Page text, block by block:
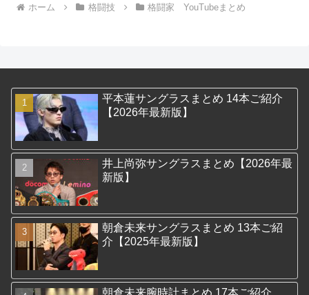
ホーム 格闘技 格闘家 YouTubeまとめ
平本蓮サングラスまとめ 14本ご紹介
【2026年最新版】
井上尚弥サングラスまとめ【2026年最
新版】
朝倉未来サングラスまとめ 13本ご紹
介【2025年最新版】
朝倉未来腕時計まとめ 17本ご紹介